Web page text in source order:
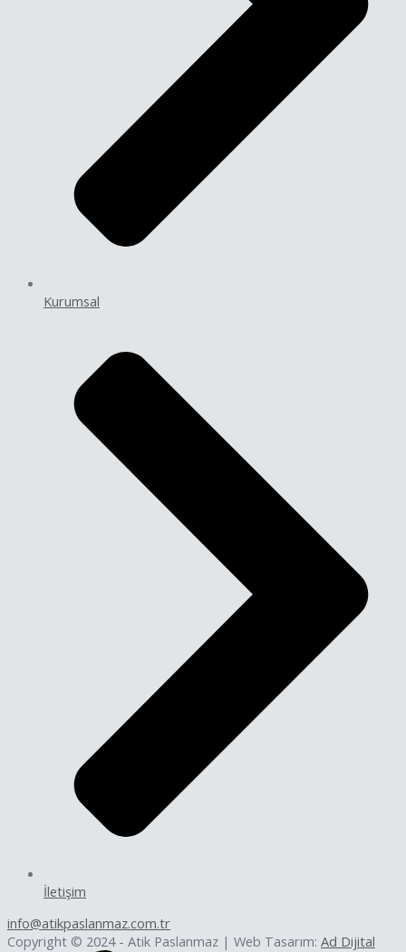
Kurumsal
İletişim
info@atikpaslanmaz.com.tr
Copyright © 2024 - Atik Paslanmaz | Web Tasarım: Ad Dijital